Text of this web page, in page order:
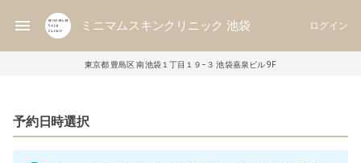
ミニマムスキンクリニック 池袋 ログイン
東京都 豊島区 南池袋１丁目１９−３ 池袋嘉泉ビル 9F
予約日時選択